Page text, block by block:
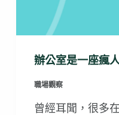
辦公室是一座瘋
職場觀察
曾經耳聞，很多